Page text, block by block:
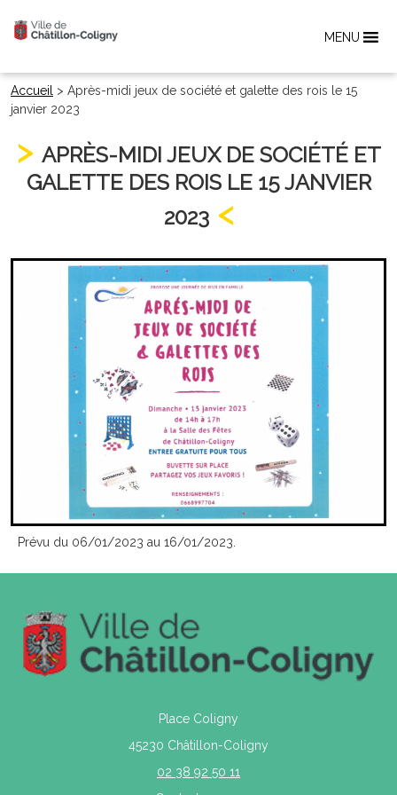
MENU
Accueil > Après-midi jeux de société et galette des rois le 15
janvier 2023
APRÈS-MIDI JEUX DE SOCIÉTÉ ET
GALETTE DES ROIS LE 15 JANVIER
2023
Prévu du 06/01/2023 au 16/01/2023.
Place Coligny
45230 Châtillon-Coligny
02 38 92 50 11